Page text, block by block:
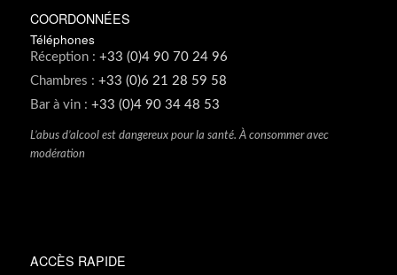
COORDONNÉES
Téléphones
Réception : +33 (0)4 90 70 24 96
Chambres : +33 (0)6 21 28 59 58
Bar à vin : +33 (0)4 90 34 48 53
L’abus d’alcool est dangereux pour la santé. À consommer avec
modération
ACCÈS RAPIDE